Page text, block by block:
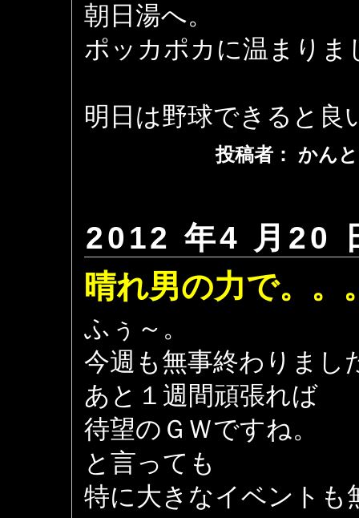
朝日湯へ。
ポッカポカに温まりま
明日は野球できると良
投稿者： かん
2012 年4 月20
晴れ男の力で。。
ふぅ～。
今週も無事終わりまし
あと１週間頑張れば
待望のＧＷですね。
と言っても
特に大きなイベントも